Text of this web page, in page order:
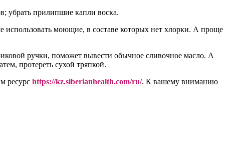
убрать прилипшие капли воска.
моющие, в составе которых нет хлорки. А проще
ручки, поможет вывести обычное сливочное масло. А
протереть сухой тряпкой.
ресурс https://kz.siberianhealth.com/ru/. К вашему вниманию